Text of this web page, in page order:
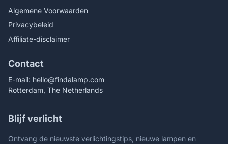
Algemene Voorwaarden
Privacybeleid
Affiliate-disclaimer
Contact
E-mail: hello@findalamp.com
Rotterdam, The Netherlands
Blijf verlicht
Ontvang de nieuwste verlichtingstips, nieuwe lampen en